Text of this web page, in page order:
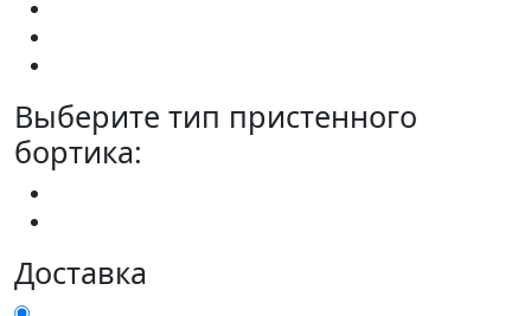
Выберите тип пристенного
бортика:
Доставка